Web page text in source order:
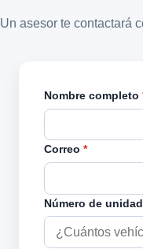
Un asesor te contactará
Nombre completo
Correo *
Número de